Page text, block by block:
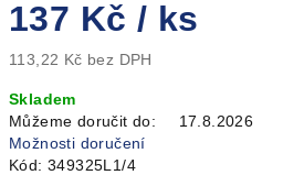
137 Kč / ks
113,22 Kč bez DPH
cena:
Skladem
Můžeme doručit do:
17.8.2026
Možnosti doručení
Kód: 349325L1/4